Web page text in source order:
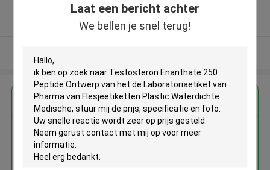
Laat een bericht achter
We bellen je snel terug!
5.0
Geverifieerde Leverancier
Krijg de beste prijs voor
Testosteron Enanthate 250
Laboratoriaetiket van Pharma